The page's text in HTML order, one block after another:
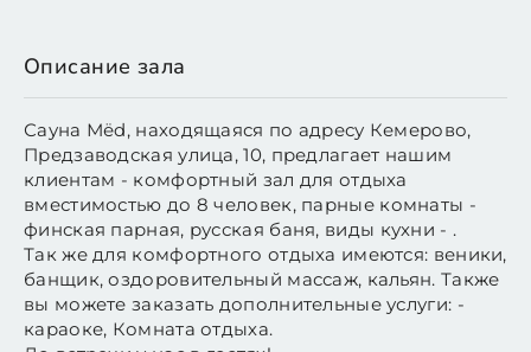
Описание зала
Сауна Мёd, находящаяся по адресу Кемерово,
Предзаводская улица, 10, предлагает нашим
клиентам - комфортный зал для отдыха
вместимостью до 8 человек, парные комнаты -
финская парная, русская баня, виды кухни - .
Так же для комфортного отдыха имеются: веники,
банщик, оздоровительный массаж, кальян. Также
вы можете заказать дополнительные услуги: -
караоке, Комната отдыха.